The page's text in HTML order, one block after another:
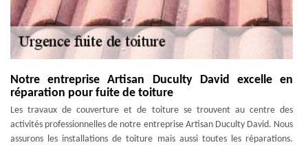
Notre entreprise Artisan Duculty David excelle en
réparation pour fuite de toiture
Les travaux de couverture et de toiture se trouvent au centre des
activités professionnelles de notre entreprise Artisan Duculty David. Nous
assurons les installations de toiture mais aussi toutes les réparations.